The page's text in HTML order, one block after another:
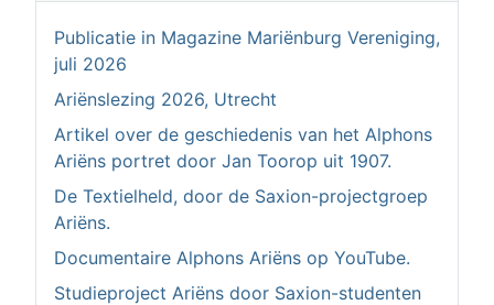
Publicatie in Magazine Mariënburg Vereniging,
juli 2026
Ariënslezing 2026, Utrecht
Artikel over de geschiedenis van het Alphons
Ariëns portret door Jan Toorop uit 1907.
De Textielheld, door de Saxion-projectgroep
Ariëns.
Documentaire Alphons Ariëns op YouTube.
Studieproject Ariëns door Saxion-studenten